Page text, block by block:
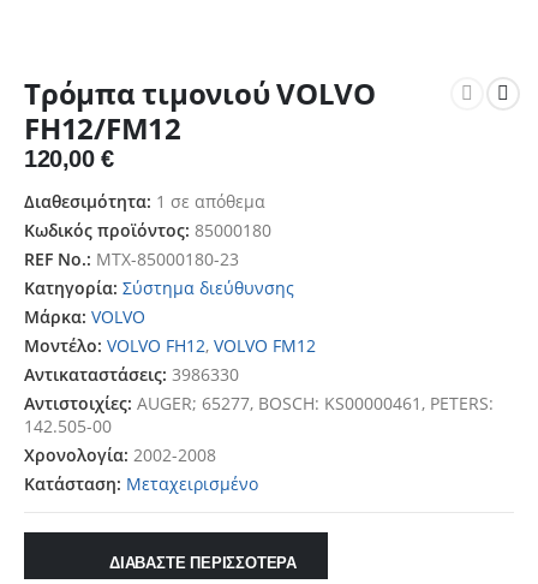
Τρόμπα τιμονιού VOLVO
FH12/FM12
120,00€
Διαθεσιμότητα: 1 σε απόθεμα
Κωδικός προϊόντος: 85000180
REF No.: MTX-85000180-23
Κατηγορία: Σύστημα διεύθυνσης
Μάρκα: VOLVO
Μοντέλο: VOLVO FH12, VOLVO FM12
Αντικαταστάσεις: 3986330
Αντιστοιχίες: AUGER; 65277, BOSCH: KS00000461, PETERS:
142.505-00
Χρονολογία: 2002-2008
Κατάσταση: Μεταχειρισμένο
ΔΙΑΒΑΣΤΕ ΠΕΡΙΣΣΟΤΕΡΑ